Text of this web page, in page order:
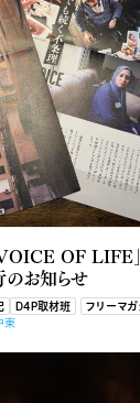
OF LIFE」
のお知らせ
D4P取材班
フリーマガ
東